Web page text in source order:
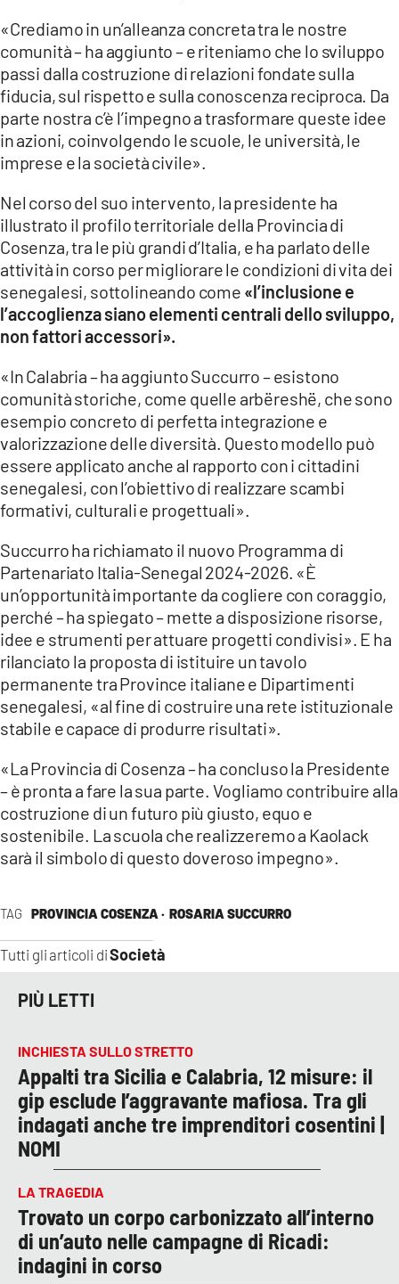
TAG PROVINCIA COSENZA · ROSARIA SUCCURRO
Tutti gli articoli diSocietà
«Crediamo in un’alleanza concreta tra le nostre
comunità – ha aggiunto – e riteniamo che lo sviluppo
passi dalla costruzione di relazioni fondate sulla
fiducia, sul rispetto e sulla conoscenza reciproca. Da
parte nostra c’è l’impegno a trasformare queste idee
in azioni, coinvolgendo le scuole, le università, le
imprese e la società civile».
Nel corso del suo intervento, la presidente ha
illustrato il profilo territoriale della Provincia di
Cosenza, tra le più grandi d’Italia, e ha parlato delle
attività in corso per migliorare le condizioni di vita dei
senegalesi, sottolineando come «l’inclusione e
l’accoglienza siano elementi centrali dello sviluppo,
non fattori accessori».
«In Calabria – ha aggiunto Succurro – esistono
comunità storiche, come quelle arbëreshë, che sono
esempio concreto di perfetta integrazione e
valorizzazione delle diversità. Questo modello può
essere applicato anche al rapporto con i cittadini
senegalesi, con l’obiettivo di realizzare scambi
formativi, culturali e progettuali».
Succurro ha richiamato il nuovo Programma di
Partenariato Italia-Senegal 2024-2026. «È
un’opportunità importante da cogliere con coraggio,
perché – ha spiegato – mette a disposizione risorse,
idee e strumenti per attuare progetti condivisi». E ha
rilanciato la proposta di istituire un tavolo
permanente tra Province italiane e Dipartimenti
senegalesi, «al fine di costruire una rete istituzionale
stabile e capace di produrre risultati».
«La Provincia di Cosenza – ha concluso la Presidente
– è pronta a fare la sua parte. Vogliamo contribuire alla
costruzione di un futuro più giusto, equo e
sostenibile. La scuola che realizzeremo a Kaolack
sarà il simbolo di questo doveroso impegno».
PIÙ LETTI
INCHIESTA SULLO STRETTO
Appalti tra Sicilia e Calabria, 12 misure: il
gip esclude l’aggravante mafiosa. Tra gli
indagati anche tre imprenditori cosentini |
NOMI
LA TRAGEDIA
Trovato un corpo carbonizzato all’interno
di un’auto nelle campagne di Ricadi:
indagini in corso